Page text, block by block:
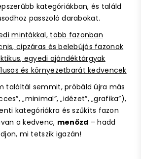
kategóriákban, és találd
passzoló darabokat.
mintákkal, több fazonban
cipzáras és belebújós fazonok
egyedi ajándéktárgyak
és környezetbarát kedvencek
találtál semmit, próbáld újra más
„minimal”, „idézet”, „grafika”),
kategóriákra és szűkíts fazon
a kedvenc, menőzd – hadd
mi tetszik igazán!